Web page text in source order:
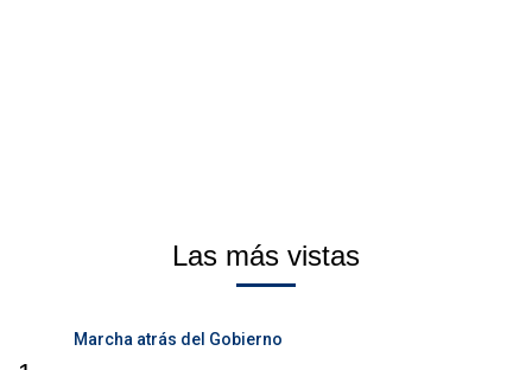
Las más vistas
Marcha atrás del Gobierno